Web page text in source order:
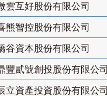
雲互好股份有限公司
熊智控股份有限公司
谷資本股份有限公司
豐貳號創投股份有限公司
立資產投資股份有限公司